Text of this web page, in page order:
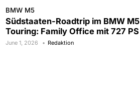
BMW M5
Südstaaten-Roadtrip im BMW M5
Touring: Family Office mit 727 PS
June 1, 2026 Redaktion